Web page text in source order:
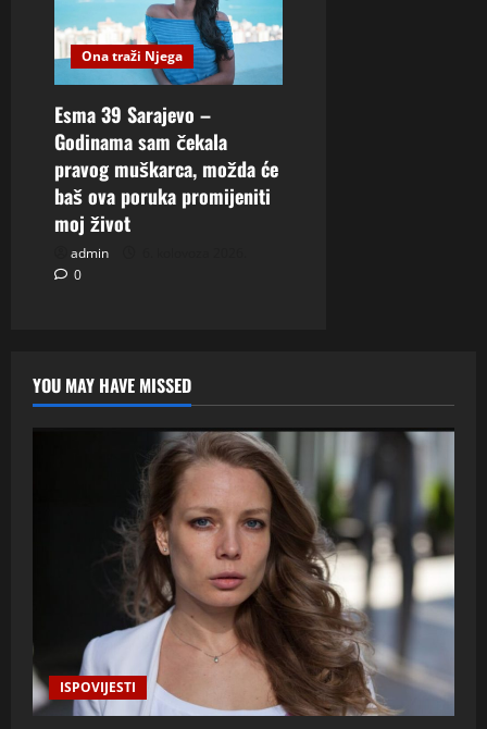
Ona traži Njega
Esma 39 Sarajevo –
Godinama sam čekala
pravog muškarca, možda će
baš ova poruka promijeniti
moj život
admin
0
YOU MAY HAVE MISSED
ISPOVIJESTI